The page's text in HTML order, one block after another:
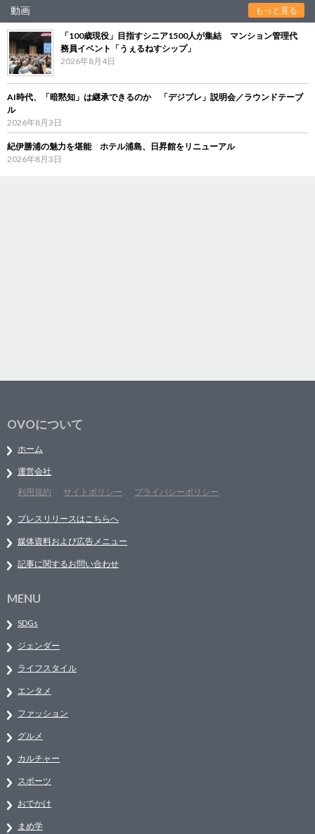
動画 もっと見る
「100歳現役」目指すシニア1500人が集結 マンション管理代
務員イベント「うぇるねすシップ」
2026年8月4日
AI時代、「暗黙知」は継承できるのか 「デジブレ」説明会／ラウンドテーブ
ル
2026年8月3日
紀伊勝浦の魅力を堪能 ホテル浦島、日昇館をリニューアル
2026年8月3日
OVOについて
ホーム
運営会社
利用規約
サイトポリシー プライバシーポリシー
プレスリリースはこちらへ
媒体資料および広告メニュー
記事に関するお問い合わせ
MENU
SDGs
ジェンダー
ライフスタイル
エンタメ
ファッション
グルメ
カルチャー
スポーツ
おでかけ
まめ学